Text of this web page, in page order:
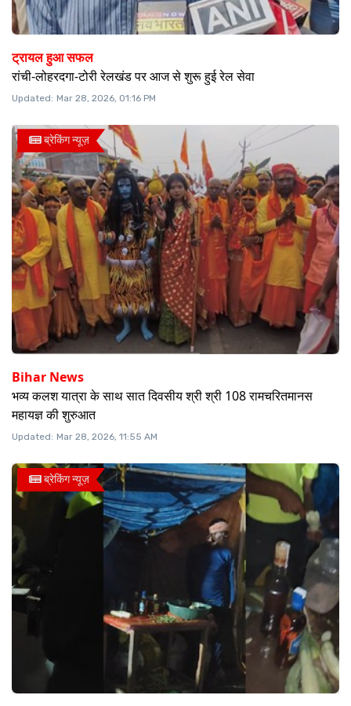
ट्रायल हुआ सफल
रांची-लोहरदगा-टोरी रेलखंड पर आज से शुरू हुई रेल सेवा
Updated: Mar 28, 2026, 01:16 PM
ब्रेकिंग न्यूज़
Bihar News
भव्य कलश यात्रा के साथ सात दिवसीय श्री श्री 108 रामचरितमानस
महायज्ञ की शुरुआत
Updated: Mar 28, 2026, 11:55 AM
ब्रेकिंग न्यूज़